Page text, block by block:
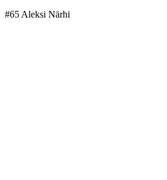
#65 Aleksi Närhi